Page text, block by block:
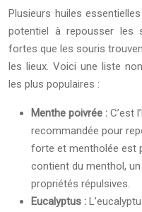
Plusieurs huiles
potentiel à repousser les
fortes que les souris
les lieux. Voici une liste
les plus populaires :
Menthe poivrée : C’est
recommandée pour
forte et mentholée est
contient du menthol,
propriétés répulsives.
Eucalyptus :